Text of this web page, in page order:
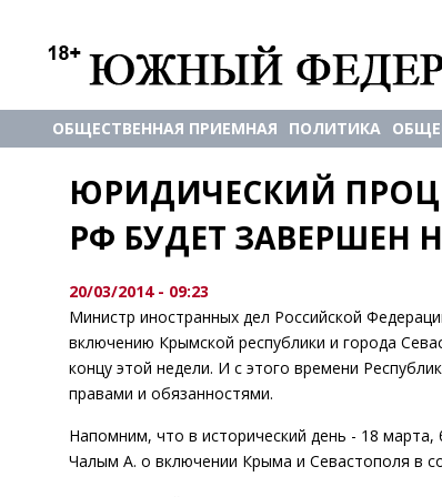
ОБЩЕСТВЕННАЯ ПРИЕМНАЯ ПОЛИТИКА
ЮРИДИЧЕСКИЙ
РФ БУДЕТ ЗАВЕРШЕН
20/03/2014 - 09:23
Министр иностранных дел Российской
включению Крымской республики и города
концу этой недели. И с этого времени
правами и обязанностями.
Напомним, что в исторический день - 18
Чалым А. о включении Крыма и Севастополя в